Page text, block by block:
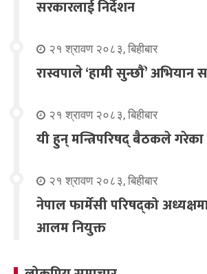
सरकारलाई निर्देशन
२१ श्रावण २०८३, बिहीबार
रास्वपाले ‘हामी सुन्छौँ’ अभियान
२१ श्रावण २०८३, बिहीबार
यी हुन् मन्त्रिपरिषद् बैठकले
२१ श्रावण २०८३, बिहीबार
नेपाल फार्मेसी परिषद्को
आलम नियुक्त